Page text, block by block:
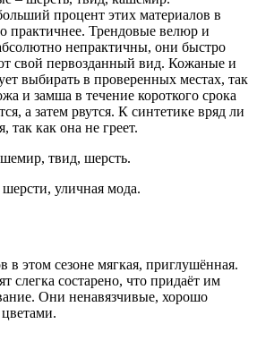
процент этих материалов в
практичнее. Трендовые велюр и
непрактичны, они быстро
свой первозданный вид. Кожаные и
выбирать в проверенных местах, так
и замша в течение короткого срока
а затем рвутся. К синтетике вряд ли
так как она не греет.
твид, шерсть.
уличная мода.
в этом сезоне мягкая, приглушённая.
слегка состарено, что придаёт им
Они ненавязчивые, хорошо